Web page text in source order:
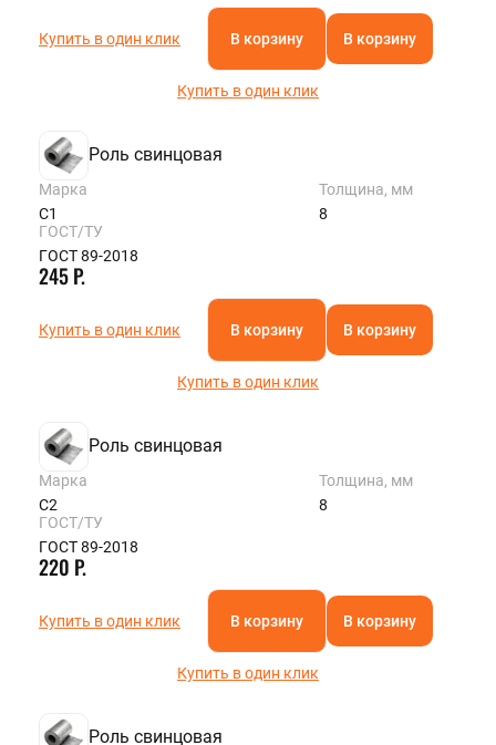
Купить в один клик В корзину В корзину
Купить в один клик
Роль свинцовая
Марка
С1
Толщина, мм
8
ГОСТ/ТУ
ГОСТ 89-2018
245 Р.
Купить в один клик В корзину В корзину
Купить в один клик
Роль свинцовая
Марка
С2
Толщина, мм
8
ГОСТ/ТУ
ГОСТ 89-2018
220 Р.
Купить в один клик В корзину В корзину
Купить в один клик
Роль свинцовая